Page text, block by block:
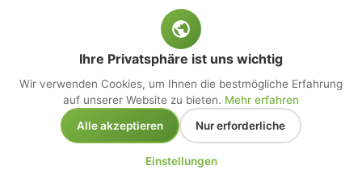
Ihre Privatsphäre ist uns wichtig
Wir verwenden Cookies, um Ihnen die bestmögliche Erfahrung
auf unserer Website zu bieten. Mehr erfahren
Alle akzeptieren
Nur erforderliche
Einstellungen